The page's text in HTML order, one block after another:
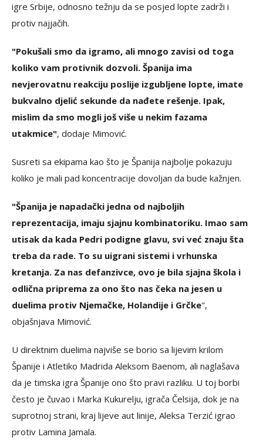
igre Srbije, odnosno težnju da se posjed lopte zadrži i
protiv najjačih.
"Pokušali smo da igramo, ali mnogo zavisi od toga
koliko vam protivnik dozvoli. Španija ima
nevjerovatnu reakciju poslije izgubljene lopte, imate
bukvalno djelić sekunde da nađete rešenje. Ipak,
mislim da smo mogli još više u nekim fazama
utakmice", dodaje Mimović.
Susreti sa ekipama kao što je Španija najbolje pokazuju
koliko je mali pad koncentracije dovoljan da bude kažnjen.
"Španija je napadački jedna od najboljih
reprezentacija, imaju sjajnu kombinatoriku. Imao sam
utisak da kada Pedri podigne glavu, svi već znaju šta
treba da rade. To su uigrani sistemi i vrhunska
kretanja. Za nas defanzivce, ovo je bila sjajna škola i
odlična priprema za ono što nas čeka na jesen u
duelima protiv Njemačke, Holandije i Grčke",
objašnjava Mimović.
U direktnim duelima najviše se borio sa lijevim krilom
Španije i Atletiko Madrida Aleksom Baenom, ali naglašava
da je timska igra Španije ono što pravi razliku. U toj borbi
često je čuvao i Marka Kukurelju, igrača Čelsija, dok je na
suprotnoj strani, kraj lijeve aut linije, Aleksa Terzić igrao
protiv Lamina Jamala.